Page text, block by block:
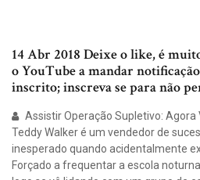
14 Abr 2018 Deixe o like, é
o YouTube a mandar
inscrito; inscreva se para não
Assistir Operação Supletivo: Agora
Teddy Walker é um vendedor de
inesperado quando acidentalmente
Forçado a frequentar a escola